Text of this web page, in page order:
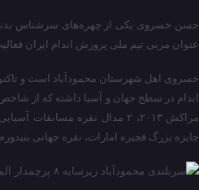
حسن خسروی یکی از چهره‌های سرشناس
عنوان مربی تیم ملی پرورش اندام ایران
خسروی اهل شهرستان محمودآباد است و
اندام در سطح جهان و آسیا داشته که از
مراکش ۲۰۱۳، ۲ مدال نقره
جایزه بزرگ فجیره امارات، نقره جهانی